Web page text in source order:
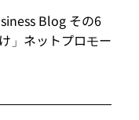
Blog その6
」ネットプロモー